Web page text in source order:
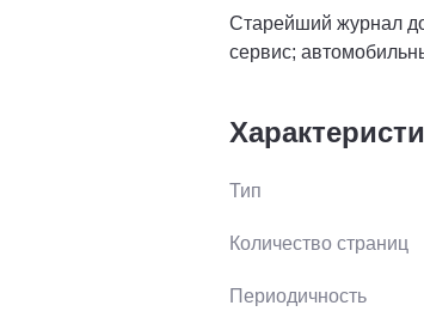
Старейший журнал
сервис;
Тип
Количество страниц
Периодичность